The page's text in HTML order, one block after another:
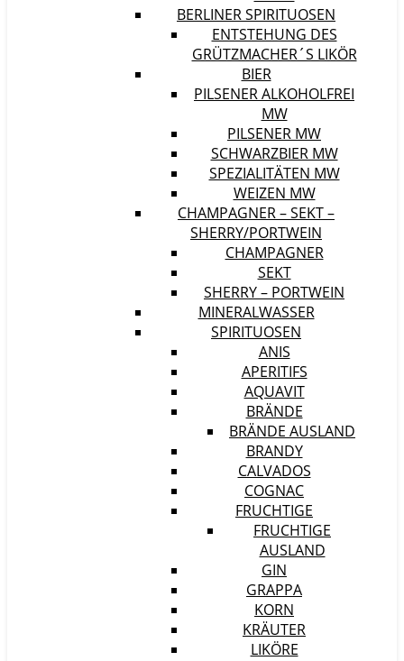
BERLINER SPIRITUOSEN
ENTSTEHUNG DES
GRÜTZMACHER´S LIKÖR
BIER
PILSENER ALKOHOLFREI
MW
PILSENER MW
SCHWARZBIER MW
SPEZIALITÄTEN MW
WEIZEN MW
CHAMPAGNER – SEKT –
SHERRY/PORTWEIN
CHAMPAGNER
SEKT
SHERRY – PORTWEIN
MINERALWASSER
SPIRITUOSEN
ANIS
APERITIFS
AQUAVIT
BRÄNDE
BRÄNDE AUSLAND
BRANDY
CALVADOS
COGNAC
FRUCHTIGE
FRUCHTIGE
AUSLAND
GIN
GRAPPA
KORN
KRÄUTER
LIKÖRE